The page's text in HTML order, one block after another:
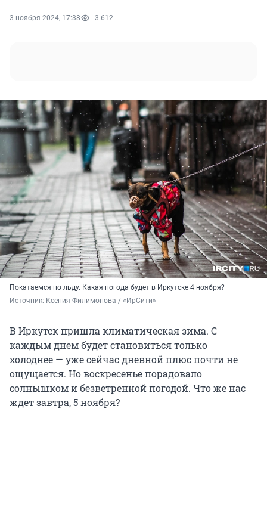
3 ноября 2024, 17:38 3 612
Покатаемся по льду. Какая погода будет в Иркутске 4 ноября?
Источник: Ксения Филимонова / «ИрСити»
В Иркутск пришла климатическая зима. С
каждым днем будет становиться только
холоднее — уже сейчас дневной плюс почти не
ощущается. Но воскресенье порадовало
солнышком и безветренной погодой. Что же нас
ждет завтра, 5 ноября?